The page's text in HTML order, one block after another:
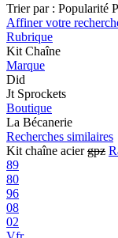
Trier par : Popularité
Affiner votre
Rubrique
Kit Chaîne
Marque
Did
Jt Sprockets
Boutique
La Bécanerie
Recherches similaires
Kit chaîne aciergpz
89
80
96
08
02